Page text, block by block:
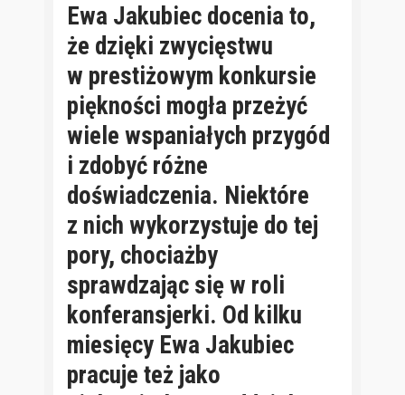
Ewa Jakubiec docenia to,
że dzięki zwycięstwu
w prestiżowym konkursie
piękności mogła przeżyć
wiele wspaniałych przygód
i zdobyć różne
doświadczenia. Niektóre
z nich wykorzystuje do tej
pory, chociażby
sprawdzając się w roli
konferansjerki. Od kilku
miesięcy Ewa Jakubiec
pracuje też jako